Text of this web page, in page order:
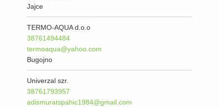
Jajce
TERMO-AQUA d.o.o
38761494484
termoaqua@yahoo.com
Bugojno
Univerzal szr.
38761793957
adismuratspahic1984@gmail.com